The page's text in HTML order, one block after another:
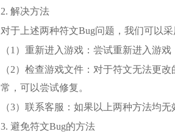
2. 解决方法
对于上述两种符文Bug问题，我们可以
（1）重新进入游戏：尝试重新进入游
（2）检查游戏文件：对于符文无法更
常，可以尝试修复。
（3）联系客服：如果以上两种方法均
3. 避免符文Bug的方法